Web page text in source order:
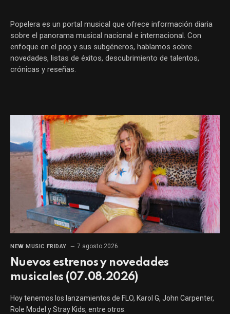
Popelera es un portal musical que ofrece información diaria
sobre el panorama musical nacional e internacional. Con
enfoque en el pop y sus subgéneros, hablamos sobre
novedades, listas de éxitos, descubrimiento de talentos,
crónicas y reseñas.
NEW MUSIC FRIDAY 7 agosto 2026
Nuevos estrenos y novedades
musicales (07.08.2026)
Hoy tenemos los lanzamientos de FLO, Karol G, John Carpenter,
Role Model y Stray Kids, entre otros.